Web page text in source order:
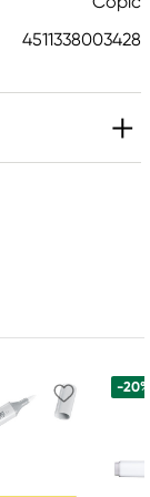
4511338003428
-